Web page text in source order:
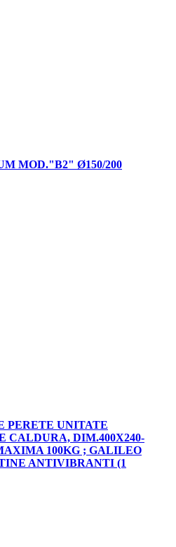
MOD."B2" Ø150/200
PERETE UNITATE
CALDURA, DIM.400X240-
100KG ; GALILEO
ANTIVIBRANTI (1